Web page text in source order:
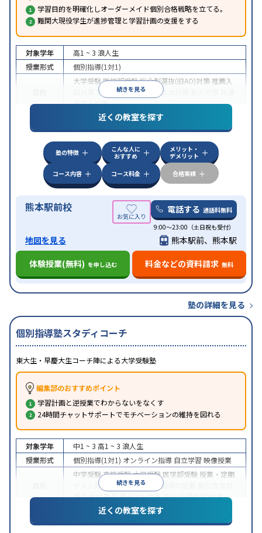
学習目的を明確化しオーダーメイド個別合格戦略を立てる。
難関大現役学生が進捗管理と学習計画の支援をする
続きを見る
対象学年 高1 ~ 3 浪人生
授業形式
個別指導(1対1)
大学受験医学部受験総合型選抜(旧AO)対策推薦入
学校別特化対策 国公立大対策
テスト対策
特徴
中高一貫校生に対応授業の振替可能
学習にPC・タブレットを利用オンライン対応1
科目から受講可能季節講習のみの受講可発達障害
の子どもに対応自習室あり
近くの教室を探す
塾の特徴
こんな人に
おすすめ
メリット・
デメリット
コース内容
コース料金 合格実績
熊本駅前校 電話する 通話料無料
9:00～23:00（土日祝も受付）
地図を見る
熊本駅前、熊本駅
体験授業(無料) を申し込む 料金などの資料請求 無料
塾の詳細を見る
個別指導塾スタディコーチ
東大生・早慶大生コーチ陣による大学受験塾
編集部のおすすめポイント
学習計画と逆授業でわからないをなくす
24時間チャットサポートでモチベーションの維持を図れる
続きを見る
対象学年 中1 ~ 3 高1 ~ 3 浪人生
授業形式
個別指導(1対1) オンライン指導 自立学習 映像授業
中学受験高校受験大学受験 医学部受験 授業・定期
テスト対策
内申点対策 学習習慣の定着
策私大対策共通テスト対策英検(英語検定)対策
特徴
中高一貫校生に対応授業の振替可能
学習にPC・タブレットを利用オンライン対応1
近くの教室を探す